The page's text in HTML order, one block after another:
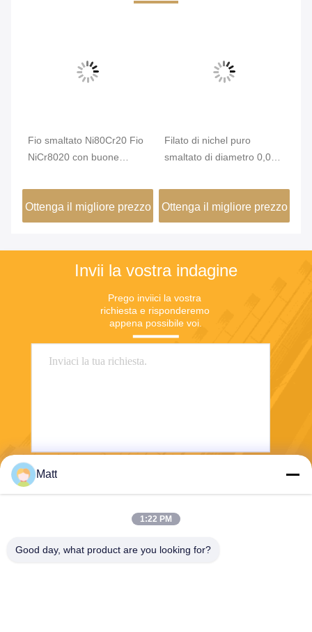
Fio smaltato Ni80Cr20 Fio
NiCr8020 con buone
Ottenga il migliore prezzo
Filato di nichel puro
smaltato di diametro 0,08
avvolgimento di
componenti di micro
sensori per autoveicoli
Ottenga il migliore prezzo
Invii la vostra indagine
Prego inviici la vostra
richiesta e risponderemo
appena possibile voi.
Matt
1:22 PM
Good day, what product are you looking for?